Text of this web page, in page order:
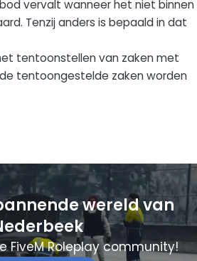
vervalt wanneer het niet binnen
Tenzij anders is bepaald in dat
tentoonstellen van zaken met
tentoongestelde zaken worden
wereld van
FiveM Roleplay community!